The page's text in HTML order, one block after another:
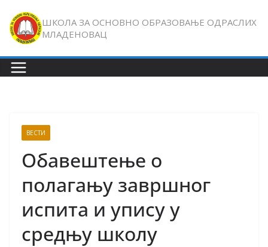
content
ШКОЛА ЗА ОСНОВНО ОБРАЗОВАЊЕ ОДРАСЛИХ
МЛАДЕНОВАЦ
ВЕСТИ
Обавештење о
полагању завршног
испита и упису у
средњу школу